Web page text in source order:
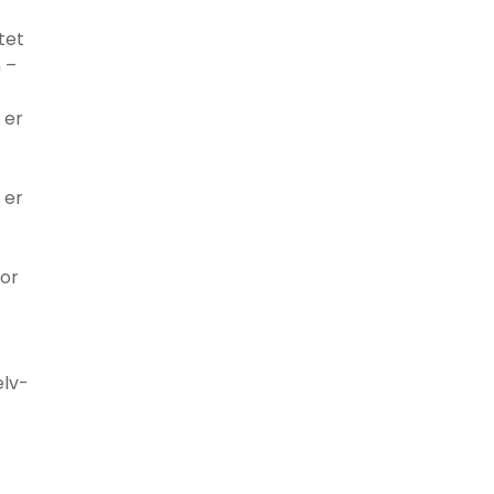
–
er
er